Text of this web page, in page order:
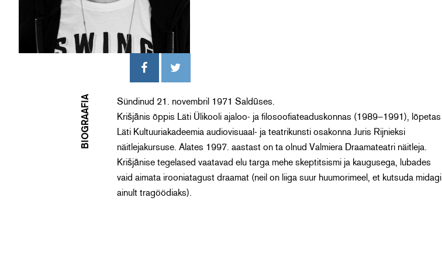
BIOGRAAFIA
Sündinud 21. novembril 1971 Saldūses.
Krišjānis õppis Läti Ülikooli ajaloo- ja filosoofiateaduskonnas (1989–1991), lõpetas
Läti Kultuuriakadeemia audiovisuaal- ja teatrikunsti osakonna Juris Rijnieksi
näitlejakursuse. Alates 1997. aastast on ta olnud Valmiera Draamateatri näitleja.
Krišjānise tegelased vaatavad elu targa mehe skeptitsismi ja kaugusega, lubades
vaid aimata irooniatagust draamat (neil on liiga suur huumorimeel, et kutsuda midagi
ainult tragöödiaks).